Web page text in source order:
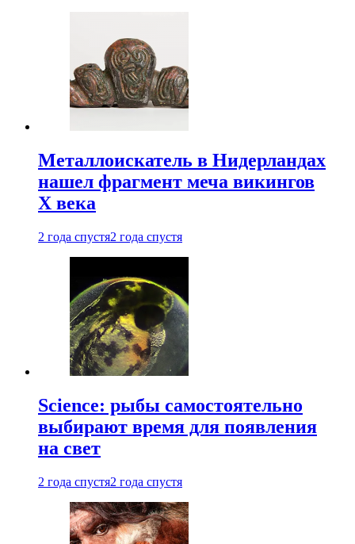
Металлоискатель в Нидерландах
нашел фрагмент меча викингов
X века
2 года спустя2 года спустя
Science: рыбы самостоятельно
выбирают время для появления
на свет
2 года спустя2 года спустя